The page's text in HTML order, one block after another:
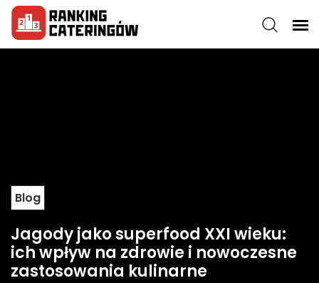
Blog
Jagody jako superfood XXI wieku:
ich wpływ na zdrowie i nowoczesne
zastosowania kulinarne